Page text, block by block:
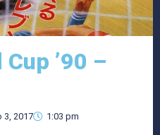
’90 –
3, 2017
1:03 pm